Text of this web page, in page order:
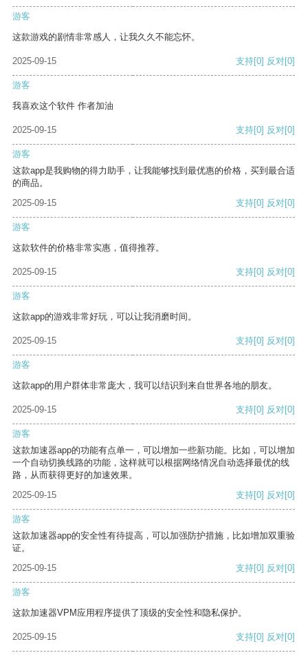
游客
这款游戏的剧情非常感人，让我久久不能忘怀。
2025-09-15 支持[0] 反对[0]
游客
我喜欢这个软件 作者加油
2025-09-15 支持[0] 反对[0]
游客
这款app是我购物的得力助手，让我能够找到最优惠的价格，买到最合适
的商品。
2025-09-15
支持[0] 反对[0]
游客
这款软件的价格非常实惠，值得推荐。
2025-09-15 支持[0] 反对[0]
游客
这款app的游戏非常好玩，可以让我消磨时间。
2025-09-15 支持[0] 反对[0]
游客
这款app的用户群体非常庞大，我可以结识到来自世界各地的朋友。
2025-09-15 支持[0] 反对[0]
游客
这款加速器app的功能有点单一，可以增加一些新功能。比如，可以增加
一个自动切换线路的功能，这样就可以根据网络情况自动选择最优的线
路，从而获得更好的加速效果。
2025-09-15
支持[0] 反对[0]
游客
这款加速器app的安全性有待提高，可以加强防护措施，比如增加双重验
证。
2025-09-15
支持[0] 反对[0]
游客
这款加速器VPM应用程序提供了顶级的安全性和隐私保护。
2025-09-15 支持[0] 反对[0]